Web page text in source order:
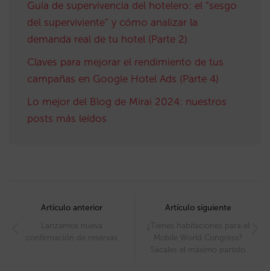
Guía de supervivencia del hotelero: el “sesgo
del superviviente” y cómo analizar la
demanda real de tu hotel (Parte 2)
Claves para mejorar el rendimiento de tus
campañas en Google Hotel Ads (Parte 4)
Lo mejor del Blog de Mirai 2024: nuestros
posts más leídos
navigation
Artículo anterior
Lanzamos nueva
confirmación de reservas
Artículo siguiente
¿Tienes habitaciones para el
Mobile World Congress?
Sácales el máximo partido